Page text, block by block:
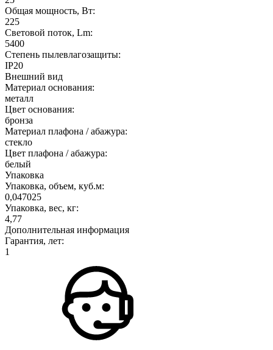
Общая мощность, Вт:
225
Световой поток, Lm:
5400
Степень пылевлагозащиты:
IP20
Внешний вид
Материал основания:
металл
Цвет основания:
бронза
Материал плафона / абажура:
стекло
Цвет плафона / абажура:
белый
Упаковка
Упаковка, объем, куб.м:
0,047025
Упаковка, вес, кг:
4,77
Дополнительная информация
Гарантия, лет:
1